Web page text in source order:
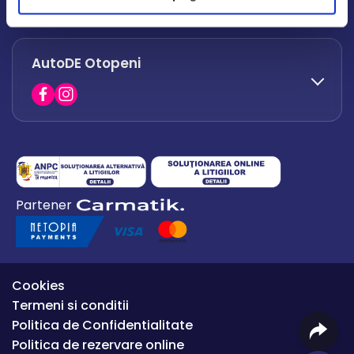
office.afumati@autode.ro
0730 063 852
0730 063 851
AutoDE Otopeni
0754 649 360
office.premium@autode.ro
Partener
Cookies
Termeni si conditii
Politica de Confidentialitate
Politica de rezervare online